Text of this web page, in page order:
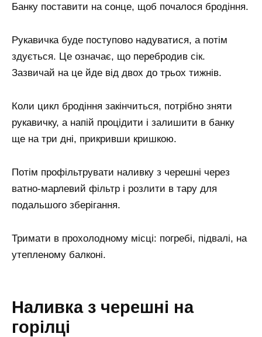
Банку поставити на сонце, щоб почалося бродіння.
Рукавичка буде поступово надуватися, а потім
здується. Це означає, що перебродив сік.
Зазвичай на це йде від двох до трьох тижнів.
Коли цикл бродіння закінчиться, потрібно зняти
рукавичку, а напій процідити і залишити в банку
ще на три дні, прикривши кришкою.
Потім профільтрувати наливку з черешні через
ватно-марлевий фільтр і розлити в тару для
подальшого зберігання.
Тримати в прохолодному місці: погребі, підвалі, на
утепленому балконі.
Наливка з черешні на
горілці